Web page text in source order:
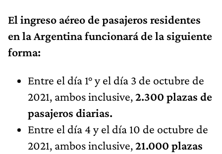
El ingreso aéreo de pasajeros residentes
en la Argentina funcionará de la siguiente
forma:
Entre el día 1° y el día 3 de octubre de
2021, ambos inclusive,2.300 plazas de
pasajeros diarias.
Entre el día 4 y el día 10 de octubre de
2021, ambos inclusive,21.000 plazas